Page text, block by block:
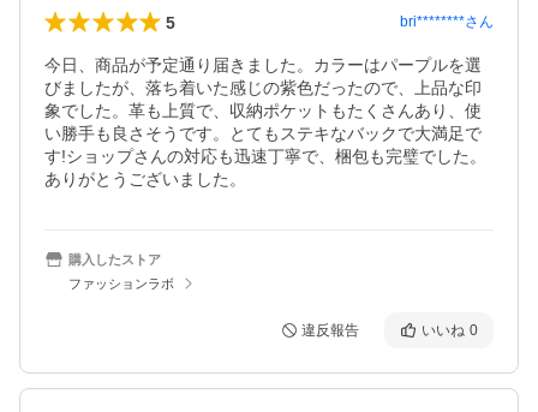
5 bri********さん
今日、商品が予定通り届きました。カラーはパープルを選
びましたが、落ち着いた感じの紫色だったので、上品な印
象でした。革も上質で、収納ポケットもたくさんあり、使
い勝手も良さそうです。とてもステキなバックで大満足で
す!ショップさんの対応も迅速丁寧で、梱包も完璧でした。
ありがとうございました。
購入したストア
ファッションラボ
違反報告 いいね 0